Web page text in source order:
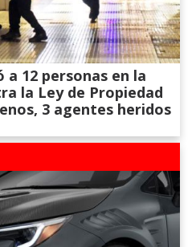
12 personas en la
la Ley de Propiedad
3 agentes heridos